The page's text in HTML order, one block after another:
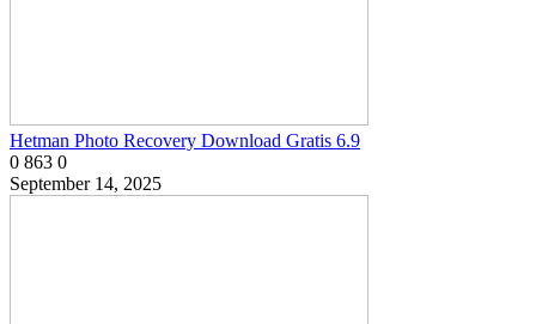
Hetman Photo Recovery Download Gratis 6.9
0 863 0
September 14, 2025